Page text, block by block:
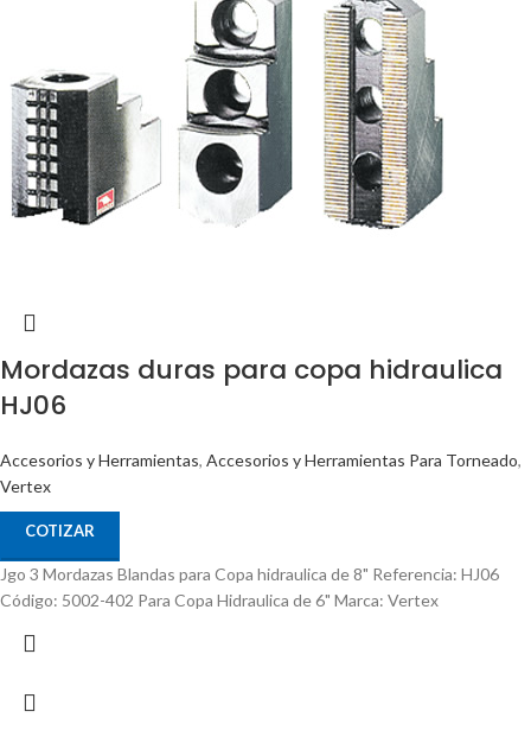
Mordazas duras para copa hidraulica
HJ06
Accesorios y Herramientas, Accesorios y Herramientas Para Torneado,
Vertex
COTIZAR
Jgo 3 Mordazas Blandas para Copa hidraulica de 8" Referencia: HJ06
Código: 5002-402 Para Copa Hidraulica de 6" Marca: Vertex